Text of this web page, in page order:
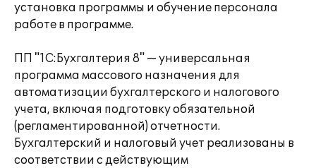
установка программы и обучение персонала
работе в программе.
ПП "1С:Бухгалтерия 8" — универсальная
программа массового назначения для
автоматизации бухгалтерского и налогового
учета, включая подготовку обязательной
(регламентированной) отчетности.
Бухгалтерский и налоговый учет реализованы в
соответствии с действующим